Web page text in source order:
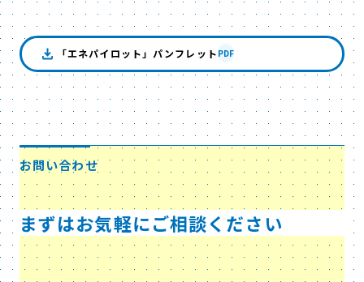
「エネパイロット」パンフレット PDF
お問い合わせ
まずはお気軽にご相談ください